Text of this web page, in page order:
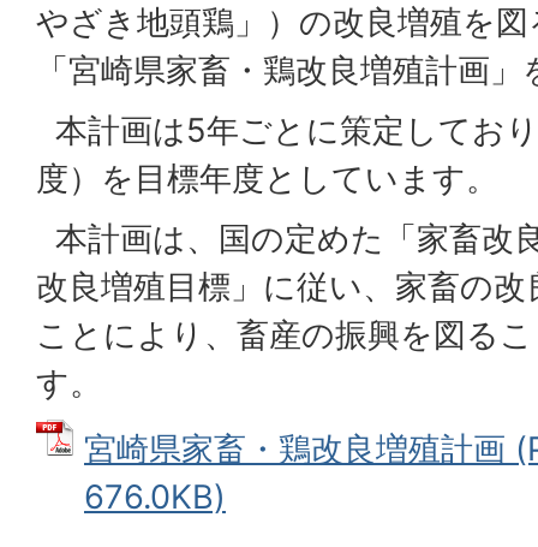
やざき地頭鶏」）の改良増殖を
「宮崎県家畜・鶏改良増殖計画
本計画は5年ごとに策定してお
度）を目標年度としています。
本計画は、国の定めた「家畜改
改良増殖目標」に従い、家畜の
ことにより、畜産の振興を図る
す。
宮崎県家畜・鶏改良増殖計画
676.0KB)